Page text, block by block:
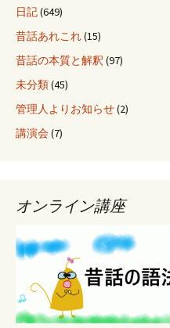
日記(649)
昔話あれこれ(15)
昔話の本質と解釈 (97)
未分類(45)
管理人よりお知らせ(2)
講演会(7)
オンライン講座